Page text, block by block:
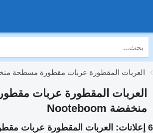
العربات المقطورة عربات مقطورة مسطحة
العربات المقطورة عربات
منخفضة Nooteboom
6 إعلانات:
العربات المقطورة عربات